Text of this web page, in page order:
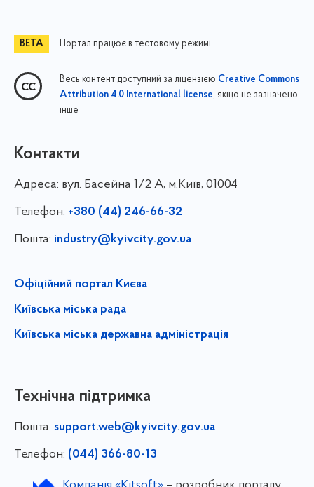
Портал працює в тестовому режимі
Весь контент доступний за ліцензією Creative Commons
Attribution 4.0 International license, якщо не зазначено
інше
Контакти
Адреса: вул. Басейна 1/⁠2 А, м.Київ, 01004
Телефон: +380 (44) 246-66-32
Пошта: industry@kyivcity.gov.ua
Офіційний портал Києва
Київська міська рада
Київська міська державна адміністрація
Технічна підтримка
Пошта: support.web@kyivcity.gov.ua
Телефон: (044) 366-80-13